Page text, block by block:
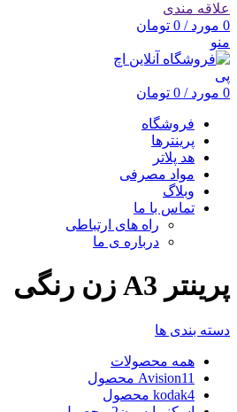
علاقه مندی
0 مورد /
0 تومان
منو
0 مورد /
0 تومان
فروشگاه
پرینترها
هد پلاتر
مواد مصرفی
وبلاگ
تماس با ما
راه های ارتباطی
درباره ی ما
پرینتر A3 زن رنگی
دسته بندی ها
همه محصولات
Avision11 محصول
kodak4 محصول